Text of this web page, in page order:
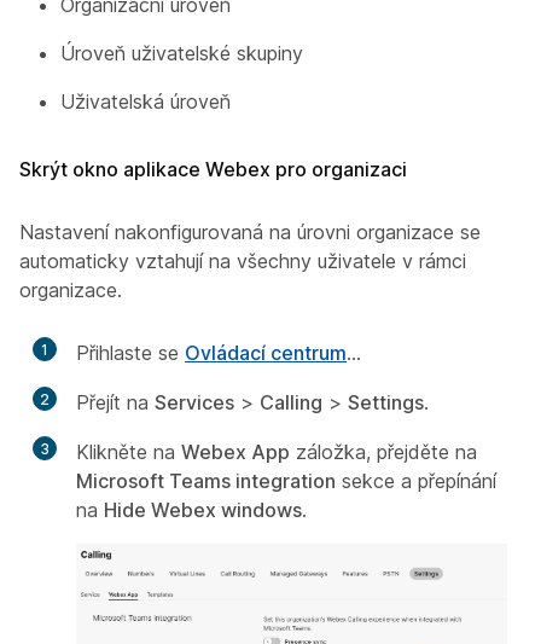
Úroveň uživatelské skupiny
Uživatelská úroveň
Skrýt okno aplikace Webex pro organizaci
Nastavení nakonfigurovaná na úrovni organizace se
automaticky vztahují na všechny uživatele v rámci
organizace.
1 Přihlaste se Ovládací centrum...
2 Přejít na Services > Calling > Settings.
3 Klikněte na Webex App záložka, přejděte na
Microsoft Teams integration sekce a přepínání
na Hide Webex windows.